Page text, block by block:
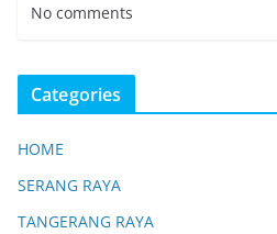
No comments
Categories
HOME
SERANG RAYA
TANGERANG RAYA